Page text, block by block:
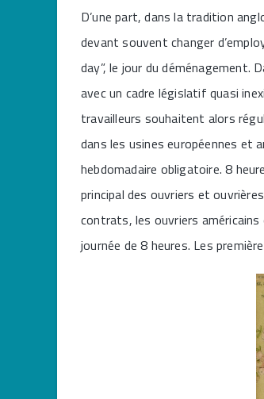
D’une part, dans la tradition
devant souvent changer
day”, le jour du déménagement.
avec un cadre législatif quasi
travailleurs souhaitent alors
dans les usines européennes et
hebdomadaire obligatoire. 8
principal des ouvriers et
contrats, les ouvriers
journée de 8 heures. Les